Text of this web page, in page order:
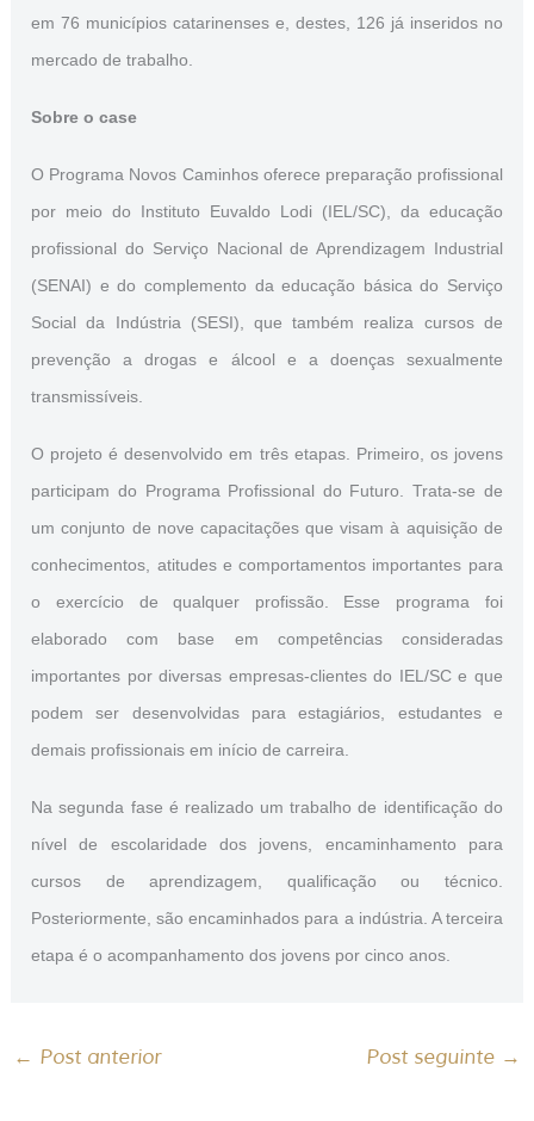
em 76 municípios catarinenses e, destes, 126 já inseridos no
mercado de trabalho.
Sobre o case
O Programa Novos Caminhos oferece preparação profissional
por meio do Instituto Euvaldo Lodi (IEL/SC), da educação
profissional do Serviço Nacional de Aprendizagem Industrial
(SENAI) e do complemento da educação básica do Serviço
Social da Indústria (SESI), que também realiza cursos de
prevenção a drogas e álcool e a doenças sexualmente
transmissíveis.
O projeto é desenvolvido em três etapas. Primeiro, os jovens
participam do Programa Profissional do Futuro. Trata-se de
um conjunto de nove capacitações que visam à aquisição de
conhecimentos, atitudes e comportamentos importantes para
o exercício de qualquer profissão. Esse programa foi
elaborado com base em competências consideradas
importantes por diversas empresas-clientes do IEL/SC e que
podem ser desenvolvidas para estagiários, estudantes e
demais profissionais em início de carreira.
Na segunda fase é realizado um trabalho de identificação do
nível de escolaridade dos jovens, encaminhamento para
cursos de aprendizagem, qualificação ou técnico.
Posteriormente, são encaminhados para a indústria. A terceira
etapa é o acompanhamento dos jovens por cinco anos.
← Post anterior Post seguinte →